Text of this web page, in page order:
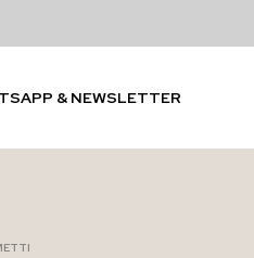
& NEWSLETTER